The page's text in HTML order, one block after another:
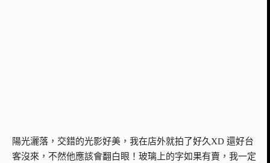
陽光灑落，交錯的光影好美，我在店外就拍了好久XD 還好台
客沒來，不然他應該會翻白眼！玻璃上的字如果有賣，我一定